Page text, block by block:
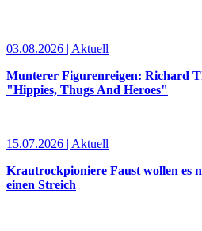
03.08.2026 | Aktuell
Munterer Figurenreigen: Richard
"Hippies, Thugs And Heroes"
15.07.2026 | Aktuell
Krautrockpioniere Faust wollen es
einen Streich